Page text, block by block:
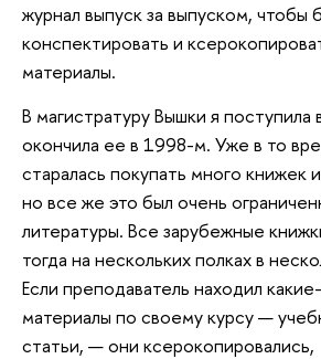
журнал выпуск за выпуском, чтобы
конспектировать и
материалы.
В магистратуру Вышки я поступила
окончила ее в 1998-м. Уже в то
старалась покупать много книжек
но все же это был очень
литературы. Все зарубежные
тогда на нескольких полках в
Если преподаватель находил
материалы по своему курсу —
статьи, — они ксерокопировались,